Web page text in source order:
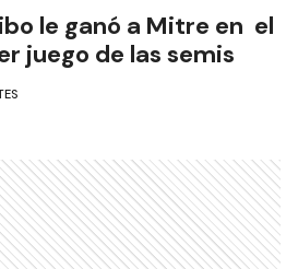
le ganó a Mitre en el
juego de las semis